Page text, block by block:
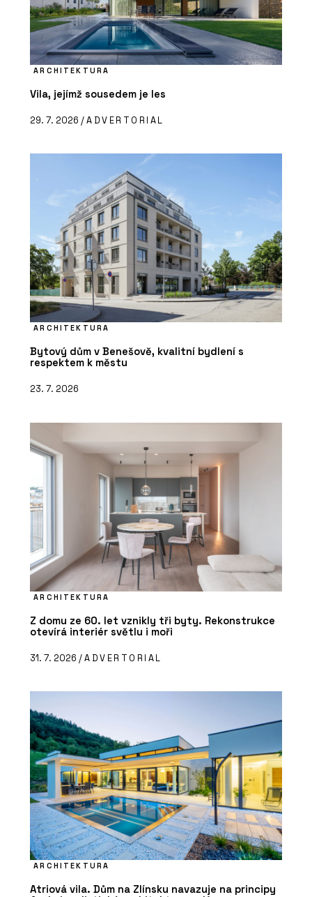
ARCHITEKTURA
Vila, jejímž sousedem je les
29. 7. 2026 /ADVERTORIAL
ARCHITEKTURA
Bytový dům v Benešově, kvalitní bydlení s
respektem k městu
23. 7. 2026
ARCHITEKTURA
Z domu ze 60. let vznikly tři byty. Rekonstrukce
otevírá interiér světlu i moři
31. 7. 2026 /ADVERTORIAL
ARCHITEKTURA
Atriová vila. Dům na Zlínsku navazuje na principy